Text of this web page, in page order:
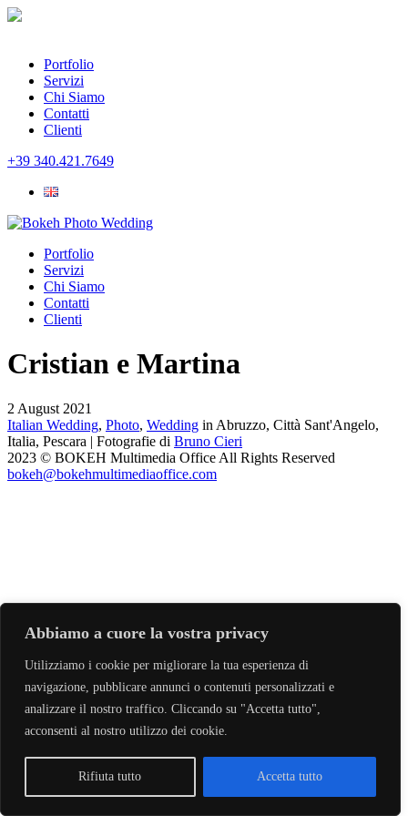
Abbiamo a cuore la vostra privacy
Utilizziamo i cookie per migliorare la tua esperienza di
navigazione, pubblicare annunci o contenuti personalizzati e
analizzare il nostro traffico. Cliccando su "Accetta tutto",
acconsenti al nostro utilizzo dei cookie.
Rifiuta tutto Accetta tutto
Portfolio
Servizi
Chi Siamo
Contatti
Clienti
+39 340.421.7649
Portfolio
Servizi
Chi Siamo
Contatti
Clienti
Cristian e Martina
2 August 2021
Italian Wedding, Photo, Wedding in Abruzzo, Città Sant'Angelo,
Italia, Pescara | Fotografie di Bruno Cieri
2023 © BOKEH Multimedia Office All Rights Reserved
bokeh@bokehmultimediaoffice.com